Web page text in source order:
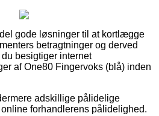
gode løsninger til at kortlægge
betragtninger og derved
besigtiger internet
af One80 Fingervoks (blå) inden
adskillige pålidelige
forhandlerens pålidelighed.